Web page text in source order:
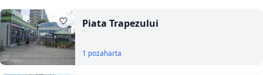
Piata Trapezului
1 pozaharta